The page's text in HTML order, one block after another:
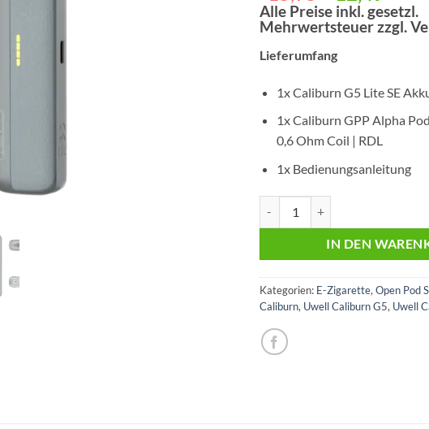
Preis
war:
€15,95
Preis
ist:
Alle Preise inkl. gesetzl.
Mehrwertsteuer zzgl.
Lieferumfang
1x Caliburn G5 Lite SE
1x Caliburn GPP Alpha
0,6 Ohm Coil | RDL
1x Bedienungsanleitung
IN DEN
Kategorien: E-Zigarette, Open Pod
Caliburn, Uwell Caliburn G5, Uwell